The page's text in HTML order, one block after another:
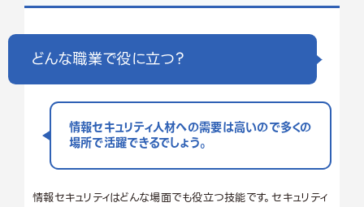
どんな職業で役に立つ？
情報セキュリティ人材への需要は高いので多くの
場所で活躍できるでしょう。
情報セキュリティはどんな場面でも役立つ技能です。セキュリティ